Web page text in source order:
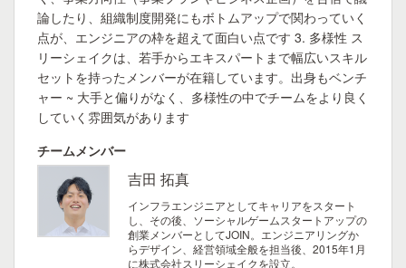
論したり、組織制度開発にもボトムアップで関わっていく
点が、エンジニアの枠を超えて面白い点です 3. 多様性 ス
リーシェイクは、若手からエキスパートまで幅広いスキル
セットを持ったメンバーが在籍しています。出身もベンチ
ャー ~ 大手と偏りがなく、多様性の中でチームをより良く
していく雰囲気があります
チームメンバー
吉田 拓真
インフラエンジニアとしてキャリアをスタート
し、その後、ソーシャルゲームスタートアップの
創業メンバーとしてJOIN。エンジニアリングか
らデザイン、経営領域全般を担当後、2015年1月
に株式会社スリーシェイクを設立。